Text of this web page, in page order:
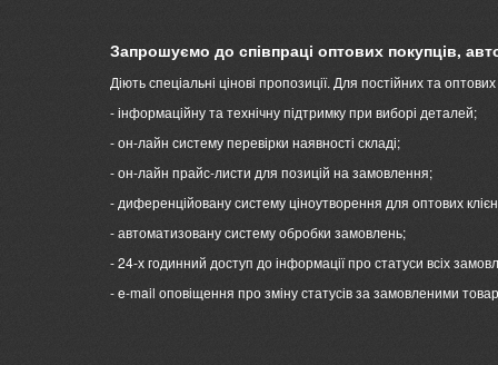
Запрошуємо до співпраці оптових покупців,
Діють спеціальні цінові пропозиції. Для постійних та
- інформаційну та технічну підтримку при виборі деталей;
- он-лайн систему перевірки наявності складі;
- он-лайн прайс-листи для позицій на замовлення;
- диференційовану систему ціноутворення для оптових
- автоматизовану систему обробки замовлень;
- 24-х годинний доступ до інформації про статуси всіх
- e-mail оповіщення про зміну статусів за замовленими